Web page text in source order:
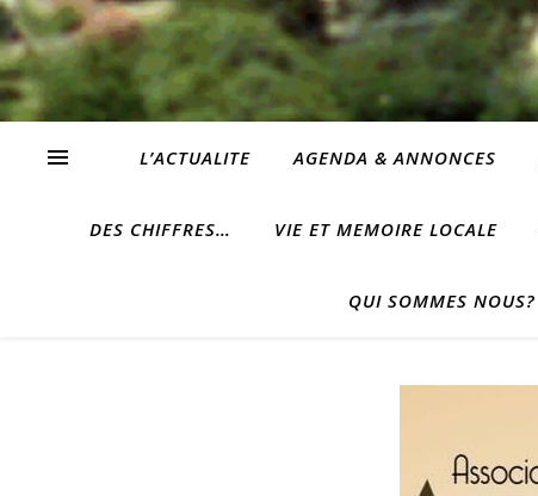
L’ACTUALITE AGENDA & ANNONCES
DES CHIFFRES… VIE ET MEMOIRE LOCALE
QUI SOMMES NOUS?